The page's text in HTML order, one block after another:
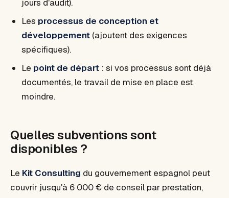
jours d'audit).
Les processus de conception et
développement (ajoutent des exigences
spécifiques).
Le point de départ : si vos processus sont déjà
documentés, le travail de mise en place est
moindre.
Quelles subventions sont
disponibles ?
Le Kit Consulting du gouvernement espagnol peut
couvrir jusqu'à 6 000 € de conseil par prestation,